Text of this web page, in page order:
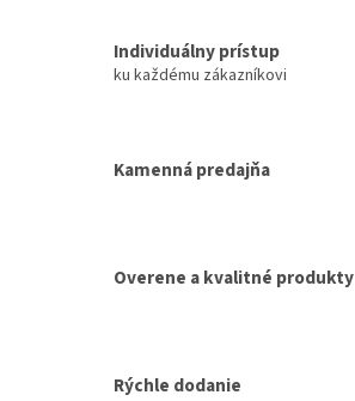
Individuálny prístup
ku každému zákazníkovi
Kamenná predajňa
Overene a kvalitné produkty
Rýchle dodanie